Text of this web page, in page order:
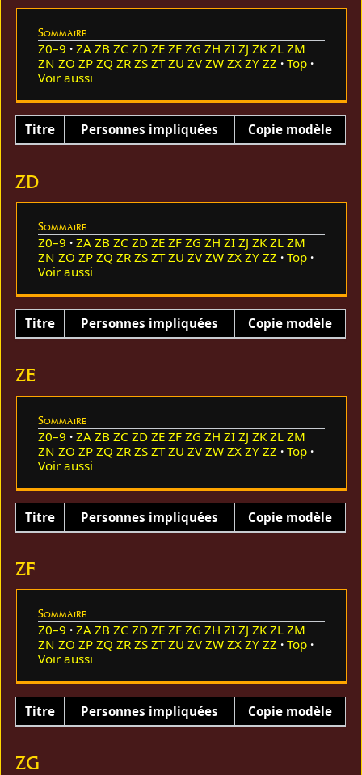
Sommaire
Z0–9 ZA ZB ZC ZD ZE ZF ZG ZH ZI ZJ ZK ZL ZM
ZN ZO ZP ZQ ZR ZS ZT ZU ZV ZW ZX ZY ZZ
Top
Voir aussi
Titre Personnes impliquées Copie modèle
ZD
Sommaire
Z0–9 ZA ZB ZC ZD ZE ZF ZG ZH ZI ZJ ZK ZL ZM
ZN ZO ZP ZQ ZR ZS ZT ZU ZV ZW ZX ZY ZZ
Top
Voir aussi
Titre Personnes impliquées Copie modèle
ZE
Sommaire
Z0–9 ZA ZB ZC ZD ZE ZF ZG ZH ZI ZJ ZK ZL ZM
ZN ZO ZP ZQ ZR ZS ZT ZU ZV ZW ZX ZY ZZ
Top
Voir aussi
Titre Personnes impliquées Copie modèle
ZF
Sommaire
Z0–9 ZA ZB ZC ZD ZE ZF ZG ZH ZI ZJ ZK ZL ZM
ZN ZO ZP ZQ ZR ZS ZT ZU ZV ZW ZX ZY ZZ
Top
Voir aussi
Titre Personnes impliquées Copie modèle
ZG